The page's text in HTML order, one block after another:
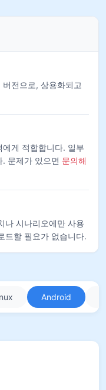
전으로, 상용화되고
게 적합합니다. 일부
문제가 있으면 문의해
나 시나리오에만 사용
드할 필요가 없습니다.
Android